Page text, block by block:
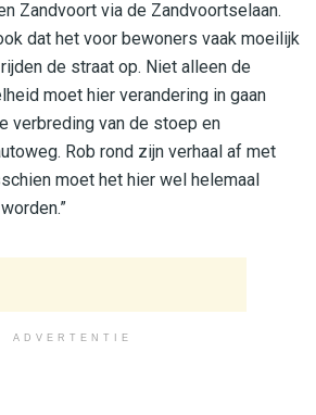
Zandvoort via de Zandvoortselaan.
dat het voor bewoners vaak moeilijk
de straat op. Niet alleen de
moet hier verandering in gaan
verbreding van de stoep en
Rob rond zijn verhaal af met
moet het hier wel helemaal
ADVERTENTIE